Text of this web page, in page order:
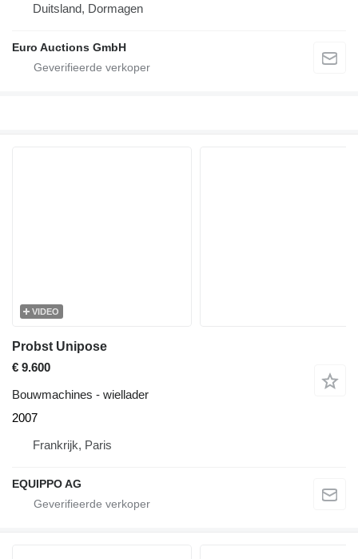
Duitsland, Dormagen
Euro Auctions GmbH
VIDEO
Probst Unipose
€ 9.600
Bouwmachines - wiellader
2007
Frankrijk, Paris
EQUIPPO AG